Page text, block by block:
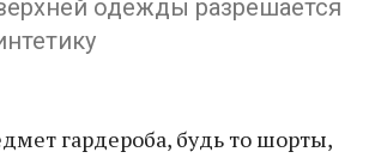
одежды разрешается
гардероба, будь то шорты,